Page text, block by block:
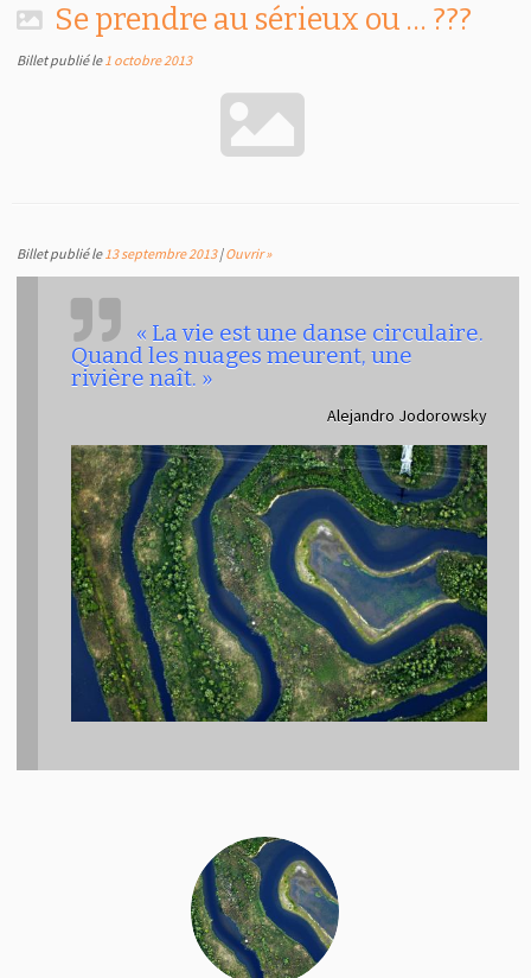
Se prendre au sérieux ou … ???
Billet publié le1 octobre 2013
Billet publié le13 septembre 2013|Ouvrir »
« La vie est une danse circulaire.
Quand les nuages meurent, une
rivière naît. »
Alejandro Jodorowsky